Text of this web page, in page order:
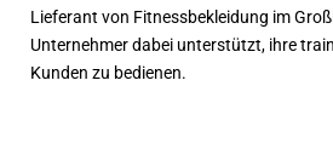
Lieferant von Fitnessbekleidung im
Unternehmer dabei unterstützt, ihre
Kunden zu bedienen.